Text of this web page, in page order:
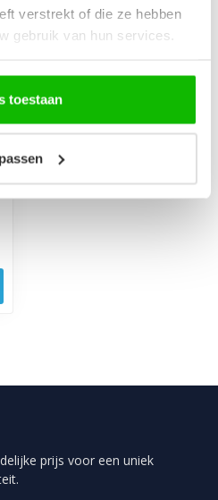
verstrekt of die ze hebben
gebruik van hun services.
toestaan
prijs voor een uniek